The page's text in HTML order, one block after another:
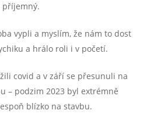
příjemný.
vypli a myslím, že nám to dost
a hrálo roli i v početí.
covid a v září se přesunuli na
– podzim 2023 byl extrémně
blízko na stavbu.